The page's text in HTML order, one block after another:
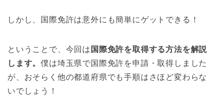
しかし、国際免許は意外にも簡単にゲットできる！
ということで、今回は 国際免許を取得する方法を解説
します。僕は埼玉県で国際免許を申請・取得しました
が、おそらく他の都道府県でも手順はさほど変わらな
いでしょう！